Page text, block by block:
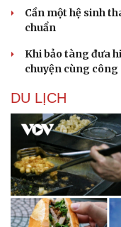
Cần một hệ sinh
chuẩn
Khi bảo tàng đưa
chuyện cùng
DU LỊCH